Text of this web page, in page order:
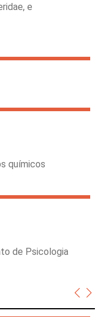
e
químicos
de Psicologia